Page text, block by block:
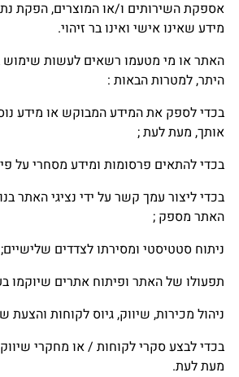
אספקת השירותים ו/או המוצרים, הפקת
מידע שאינו אישי ואינו בר זיהוי.
האתר או מי מטעמו רשאים לעשות שימוש
היתר, למטרות הבאות :
בכדי לספק את המידע המבוקש או מידע
אותך, מעת לעת ;
בכדי להתאים פרסומות ומידע מסחרי על
בכדי ליצור עמך קשר על ידי נציגי האתר
האתר מספק ;
ניתוח סטטיסטי ומסירתו לצדדים שלישיים;
תפעולו של האתר ופיתוח אתרים שיוקמו
ניהול מכירות, שיווק, גיוס לקוחות והצעת
בכדי לבצע סקרי לקוחות / או מחקרי
מעת לעת.